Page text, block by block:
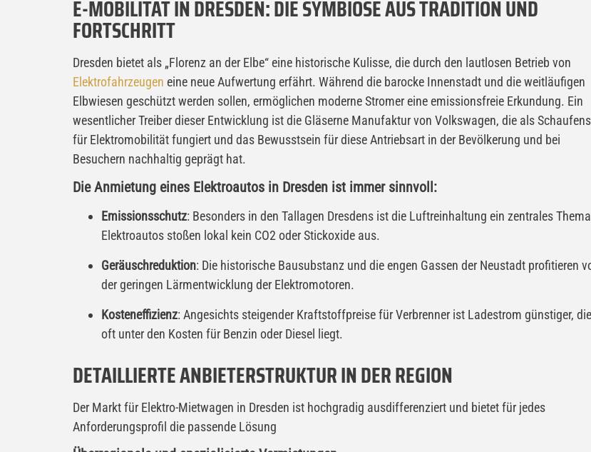
E-MOBILITÄT IN DRESDEN: DIE SYMBIOSE AUS TRADITION UND
FORTSCHRITT
Dresden bietet als „Florenz an der Elbe“ eine historische Kulisse, die durch den lautlosen Betrieb von
Elektrofahrzeugen eine neue Aufwertung erfährt. Während die barocke Innenstadt und die weitläufigen
Elbwiesen geschützt werden sollen, ermöglichen moderne Stromer eine emissionsfreie Erkundung. Ein
wesentlicher Treiber dieser Entwicklung ist die Gläserne Manufaktur von Volkswagen, die als
für Elektromobilität fungiert und das Bewusstsein für diese Antriebsart in der Bevölkerung und bei
Besuchern nachhaltig geprägt hat.
Die Anmietung eines Elektroautos in Dresden ist immer sinnvoll:
Emissionsschutz: Besonders in den Tallagen Dresdens ist die Luftreinhaltung ein zentrales
Elektroautos stoßen lokal kein CO2​ oder Stickoxide aus.
Geräuschreduktion: Die historische Bausubstanz und die engen Gassen der Neustadt profitieren
der geringen Lärmentwicklung der Elektromotoren.
Kosteneffizienz: Angesichts steigender Kraftstoffpreise für Verbrenner ist Ladestrom günstiger,
oft unter den Kosten für Benzin oder Diesel liegt.
DETAILLIERTE ANBIETERSTRUKTUR IN DER REGION
Der Markt für Elektro-Mietwagen in Dresden ist hochgradig ausdifferenziert und bietet für jedes
Anforderungsprofil die passende Lösung